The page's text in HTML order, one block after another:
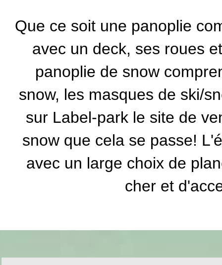
Que ce soit une panoplie
avec un deck, ses roues
panoplie de snow
snow, les masques de ski/
sur Label-park le site de
snow que cela se passe!
avec un large choix de
cher et